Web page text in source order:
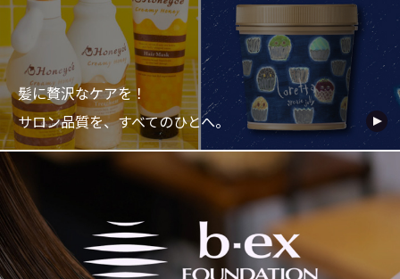
髪に贅沢なケアを！
サロン品質を、すべてのひとへ。